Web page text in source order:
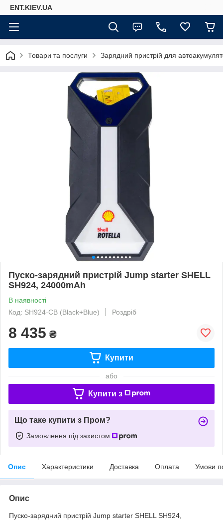
ENT.KIEV.UA
Товари та послуги Зарядний пристрій для
Пуско-зарядний пристрій Jump starter SHELL
SH924, 24000mAh
В наявності
Код: SH924-CB (Black+Blue)
Роздріб
8 435 ₴
Купити
або
Купити з
Що таке купити з Пром?
Замовлення під захистом
Опис Характеристики Доставка Оплата Умови
Опис
Пуско-зарядний пристрій Jump starter SHELL SH924,